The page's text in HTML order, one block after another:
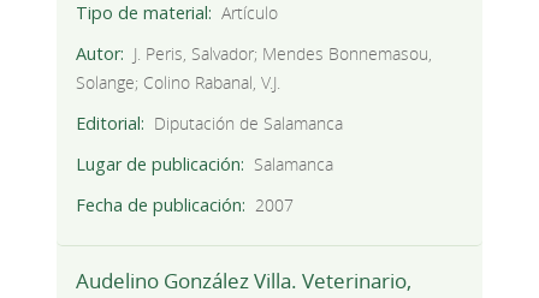
Tipo de material
Artículo
Autor
J. Peris, Salvador; Mendes Bonnemasou,
Solange; Colino Rabanal, V.J.
Editorial
Diputación de Salamanca
Lugar de publicación
Salamanca
Fecha de publicación
2007
Audelino González Villa. Veterinario,